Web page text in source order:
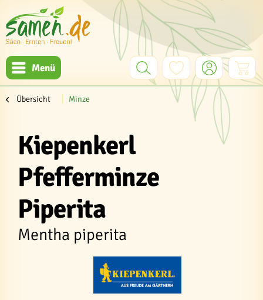
Menü
Übersicht Minze
Kiepenkerl
Pfefferminze
Piperita
Mentha piperita